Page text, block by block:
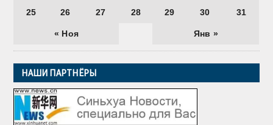
« Ноя Янв »
25 26 27 28 29 30 31
НАШИ ПАРТНЁРЫ